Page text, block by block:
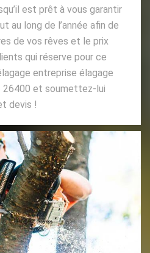
est prêt à vous garantir
au long de l’année afin de
de vos rêves et le prix
qui réserve pour ce
entreprise élagage
26400 et soumettez-lui
devis !